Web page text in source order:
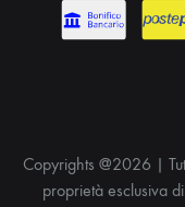
Copyrights @2026 |
proprietà esclusiva